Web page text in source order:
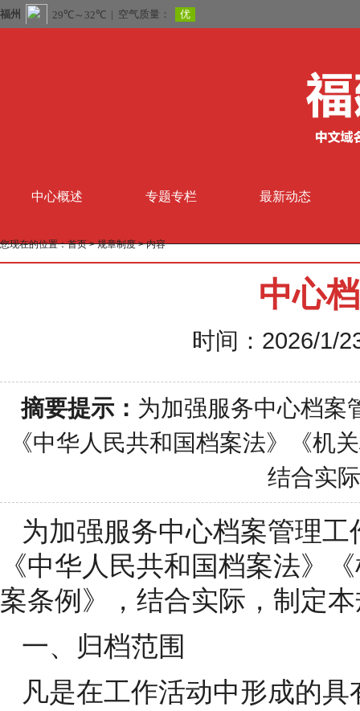
中心概述 专题专栏 最新动态
您现在的位置：首页>规章制度> 内容
中心
时间：2026/1/
摘要提示： 为加强服务中心档案
《中华人民共和国档案法》《机
结合实
为加强服务中心档案管理工
《中华人民共和国档案法》
案条例》，结合实际，制定
一、归档范围
凡是在工作活动中形成的具